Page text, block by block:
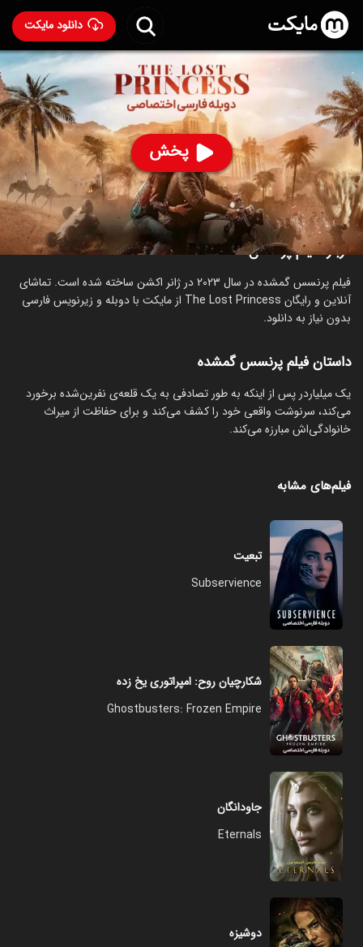
دانلود مایکت
پخش
فیلم پرنسس گمشده با دوبله فارسی - The Lost Princess
2023
۵۰ 67% ۴.۶
ساخت آمریکا سال 2023
اکشن
ماجراجویی
درباره فیلم پرنسس گمشده
فیلم پرنسس گمشده در سال 2023 در ژانر اکشن ساخته شده است. تماشای
آنلاین و رایگان The Lost Princess از مایکت با دوبله و زیرنویس فارسی
بدون نیاز به دانلود.
داستان فیلم پرنسس گمشده
یک میلیاردر پس از اینکه به طور تصادفی به یک قلعه‌ی نفرین‌شده برخورد
می‌کند، سرنوشت واقعی خود را کشف می‌کند و برای حفاظت از میراث
خانوادگی‌اش مبارزه می‌کند.
فیلم‌های مشابه
تبعیت
Subservience
شکارچیان روح: امپراتوری یخ زده
Ghostbusters: Frozen Empire
جاودانگان
Eternals
دوشیزه